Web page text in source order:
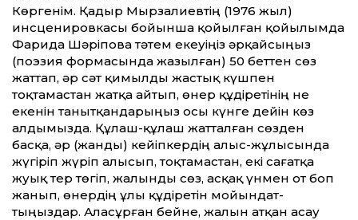
Көргенім. Қадыр Мырзалиевтің (1976 жыл)
инсценировкасы бойынша қойылған қойылымда
Фарида Шәріпова тәтем екеуіңіз әрқайсыңыз
(поэзия формасында жазылған) 50 бет­тен сөз
жат­тап, әр сәт қимылды жастық күшпен
тоқтамастан жатқа айтып, өнер құдіретінің не
екенін танытқандарыңыз осы күнге дейін көз
алдымызда. Құлаш-құлаш жат­талған сөзден
басқа, әр (жанды) кейіпкердің алыс-жұлысында
жүгіріп жүріп алысып, тоқтамастан, екі сағатқа
жуық тер төгіп, жалынды сөз, асқақ үнмен от боп
жанып, өнердің ұлы құдіретін мойындат­
тыңыздар. Аласұрған бейне, жалын атқан асау